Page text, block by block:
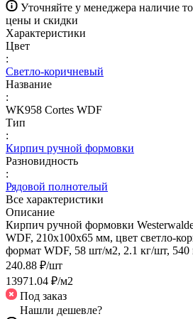
Уточняйте у менеджера наличие
цены и скидки
Характеристики
Цвет
:
Светло-коричневый
Название
:
WK958 Cortes WDF
Тип
:
Кирпич ручной формовки
Разновидность
:
Рядовой полнотелый
Все характеристики
Описание
Кирпич ручной формовки
WDF, 210x100x65 мм, цвет светло-
формат WDF, 58 шт/м2, 2.1 кг/шт, 540
240.88 ₽/шт
13971.04 ₽/м2
Под заказ
Нашли дешевле?